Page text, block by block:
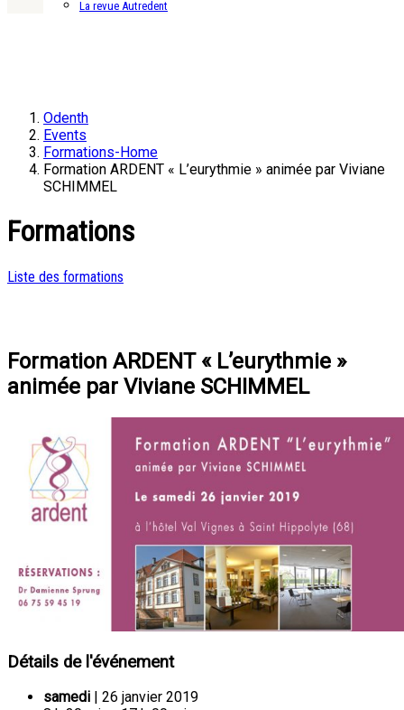
La revue Autredent
Odenth
Events
Formations-Home
Formation ARDENT « L’eurythmie » animée par Viviane
SCHIMMEL
Formations
Liste des formations
Formation ARDENT « L’eurythmie »
animée par Viviane SCHIMMEL
Détails de l'événement
samedi | 26 janvier 2019